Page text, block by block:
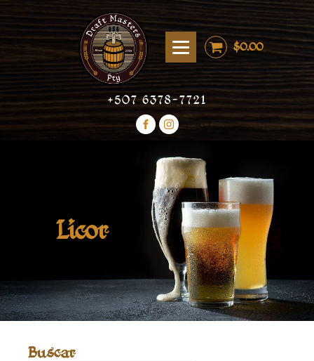
$0.00
+507 6378-7721
Licor
Buscar